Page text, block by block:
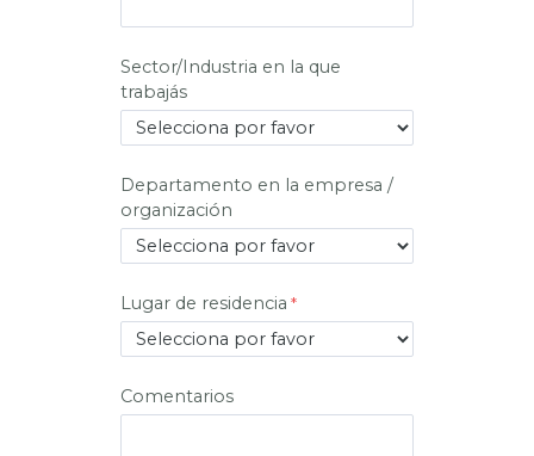
Sector/Industria en la que
trabajás
Departamento en la empresa /
organización
Lugar de residencia
Comentarios